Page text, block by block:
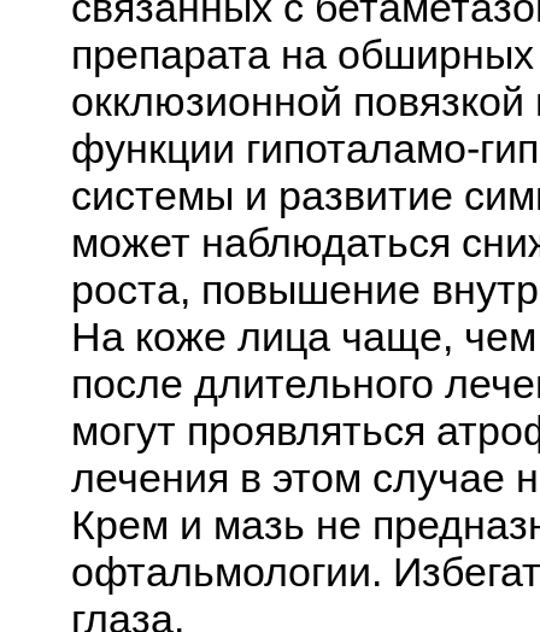
препарата на
окклюзионной
функции гипоталамо-
системы и развитие
может наблюдаться
роста, повышение
На коже лица чаще, чем
после длительного
могут проявляться
лечения в этом случае
Крем и мазь не
офтальмологии.
глаза.